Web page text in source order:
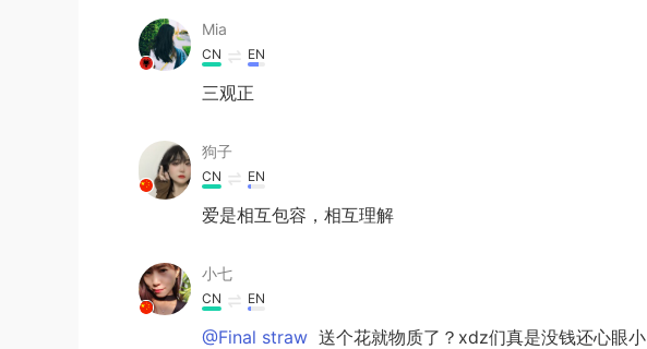
Mia
CN EN
三观正
狗子
CN EN
爱是相互包容，相互理解
小七
CN EN
@Final straw 送个花就物质了？xdz们真是没钱还心眼小